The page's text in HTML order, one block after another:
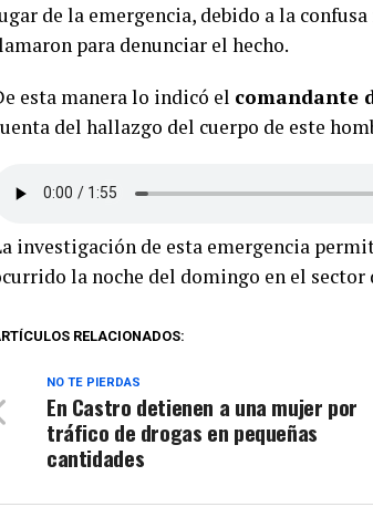
de la emergencia, debido a la
para denunciar el hecho.
esta manera lo indicó el comandante
del hallazgo del cuerpo de este
investigación de esta emergencia
la noche del domingo en el sector
RELACIONADOS:
NO TE PIERDAS
En Castro detienen a una mujer por
tráfico de drogas en pequeñas
cantidades